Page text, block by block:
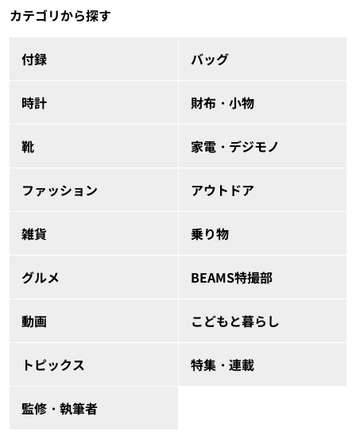
カテゴリから探す
付録 バッグ
時計 財布・小物
靴 家電・デジモノ
ファッション アウトドア
雑貨 乗り物
グルメ BEAMS特撮部
動画 こどもと暮らし
トピックス 特集・連載
監修・執筆者